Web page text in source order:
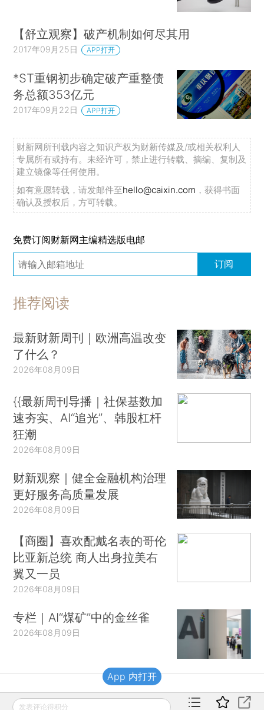
【舒立观察】破产机制如何尽其用
2017年09月25日 APP打开
*ST重钢初步确定破产重整债
务总额353亿元
2017年09月22日 APP打开
财新网所刊载内容之知识产权为财新传媒及/或相关权利人
专属所有或持有。未经许可，禁止进行转载、摘编、复制及
建立镜像等任何使用。
如有意愿转载，请发邮件至hello@caixin.com ，获得书面
确认及授权后，方可转载。
免费订阅财新网主编精选版电邮
订阅
推荐阅读
最新财新周刊｜欧洲高温改变
了什么？
2026年08月09日
{{最新周刊导播｜社保基数加
速夯实、AI“追光”、韩股杠杆
狂潮
2026年08月09日
财新观察｜健全金融机构治理
更好服务高质量发展
2026年08月09日
【商圈】喜欢配戴名表的哥伦
比亚新总统 商人出身拉美右
翼又一员
2026年08月09日
专栏｜AI“煤矿”中的金丝雀
2026年08月09日
财新移动
发表评论得积分
App 内打开